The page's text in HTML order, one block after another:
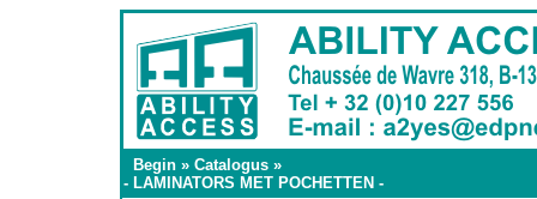
Begin » Catalogus »
- LAMINATORS MET POCHETTEN -